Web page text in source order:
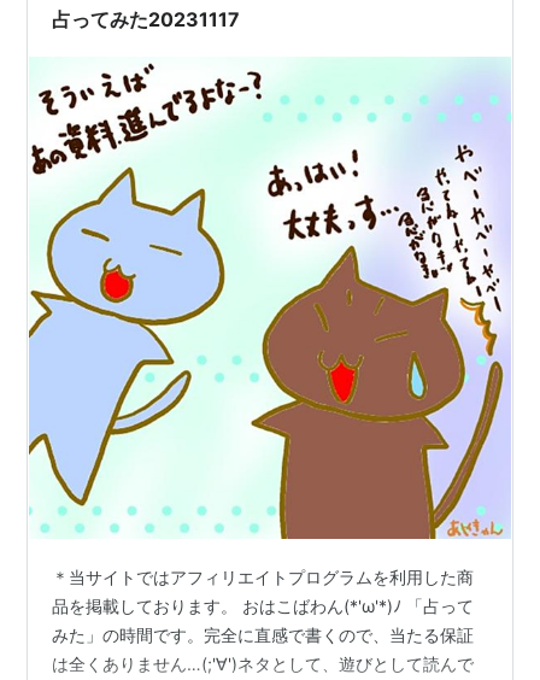
占ってみた20231117
＊当サイトではアフィリエイトプログラムを利用した商
品を掲載しております。 おはこばわん(*'ω'*)ﾉ 「占って
みた」の時間です。完全に直感で書くので、当たる保証
は全くありません…(;'∀')ネタとして、遊びとして読んで